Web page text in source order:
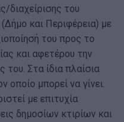
διαχείρισης του
και Περιφέρεια) με
του προς το
και αφετέρου την
του. Στα ίδια πλαίσια
οποίο μπορεί να γίνει.
με επιτυχία
δημοσίων κτιρίων και